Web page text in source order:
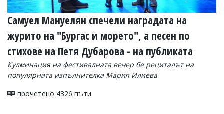
Самуел Мануелян спечели наградата на
журито на "Бургас и морето", а песен по
стихове на Петя Дубарова - на публиката
Кулминация на фестивалната вечер бе рециталът на
популярната изпълнителка Мария Илиева
прочетено 4326 пъти